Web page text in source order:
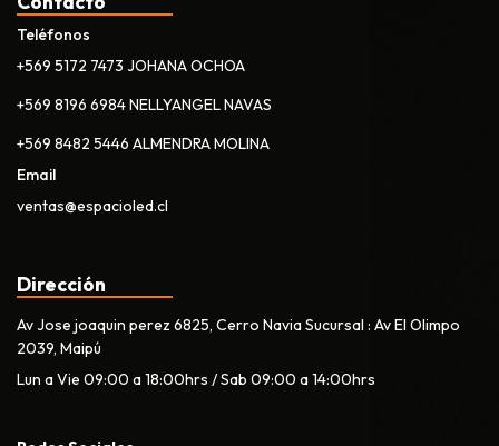
Teléfonos
+569 5172 7473 JOHANA OCHOA
+569 8196 6984 NELLYANGEL NAVAS
+569 8482 5446 ALMENDRA MOLINA
Email
ventas@espacioled.cl
Dirección
Av Jose joaquin perez 6825, Cerro Navia Sucursal : Av El Olimpo
2039, Maipú
Lun a Vie 09:00 a 18:00hrs / Sab 09:00 a 14:00hrs